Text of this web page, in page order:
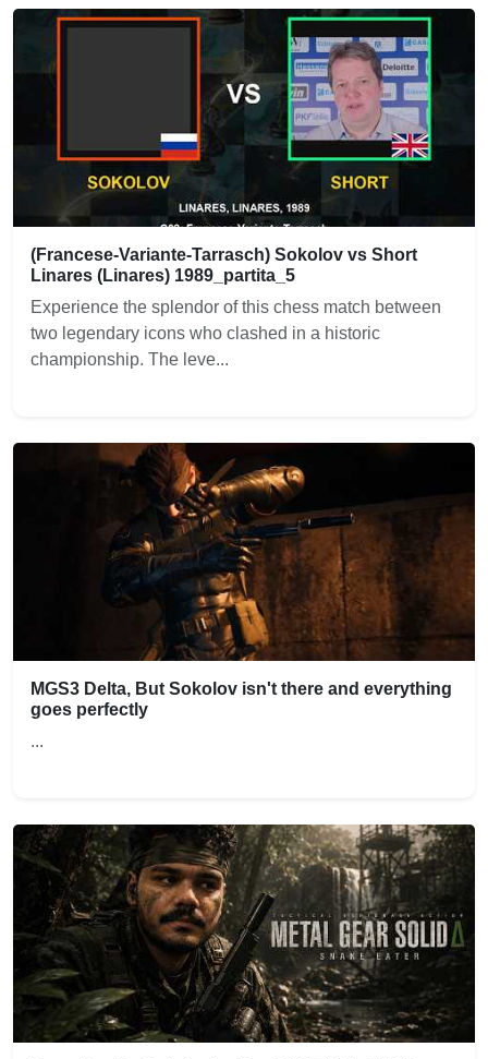
(Francese-Variante-Tarrasch) Sokolov vs Short
Linares (Linares) 1989_partita_5
Experience the splendor of this chess match between
two legendary icons who clashed in a historic
championship. The leve...
MGS3 Delta, But Sokolov isn't there and everything
goes perfectly
...